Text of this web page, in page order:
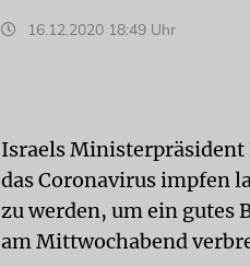
16.12.2020 18:49 Uhr
Israels Ministerpräsident
das Coronavirus impfen
zu werden, um ein gutes
am Mittwochabend